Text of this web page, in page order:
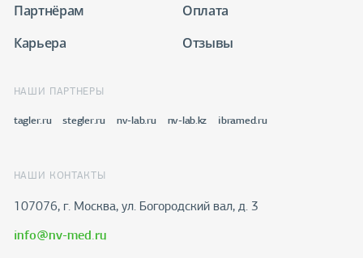
Партнёрам
Оплата
Карьера
Отзывы
НАШИ ПАРТНЕРЫ
tagler.ru stegler.ru nv-lab.ru nv-lab.kz ibramed.ru
НАШИ КОНТАКТЫ
107076, г. Москва, ул. Богородский вал, д. 3
info@nv-med.ru